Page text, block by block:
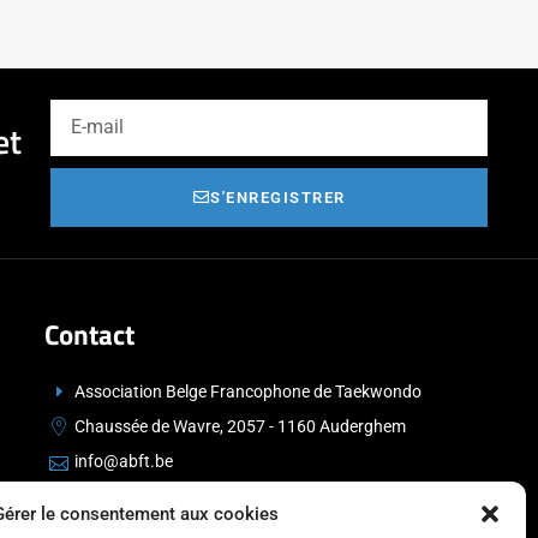
le consentement aux cookies
S'ENREGISTRER
Contact
Association Belge Francophone de Taekwondo
Chaussée de Wavre, 2057 - 1160 Auderghem
info@abft.be